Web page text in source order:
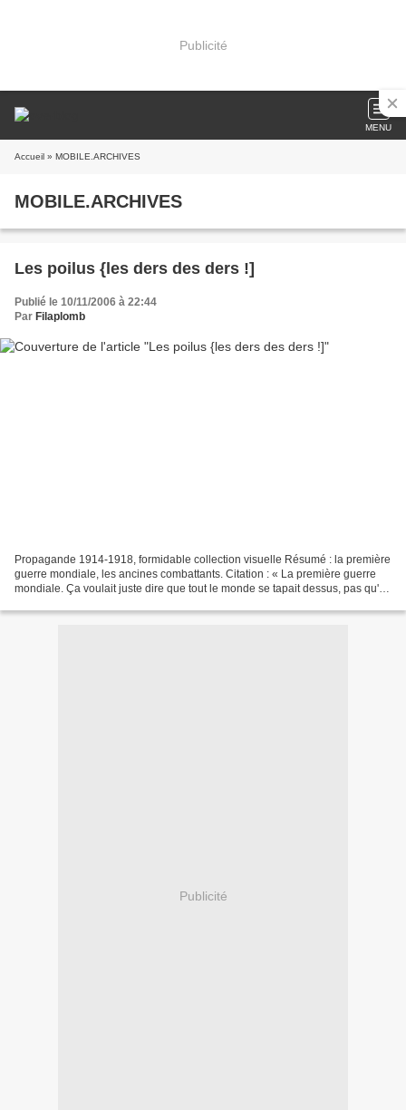
Publicité
MENU
Accueil » MOBILE.ARCHIVES
MOBILE.ARCHIVES
Les poilus {les ders des ders !]
Publié le 10/11/2006 à 22:44
Par Filaplomb
Propagande 1914-1918, formidable collection visuelle Résumé : la première
guerre mondiale, les ancines combattants. Citation : « La première guerre
mondiale. Ça voulait juste dire que tout le monde se tapait dessus, pas qu'on
Publicité